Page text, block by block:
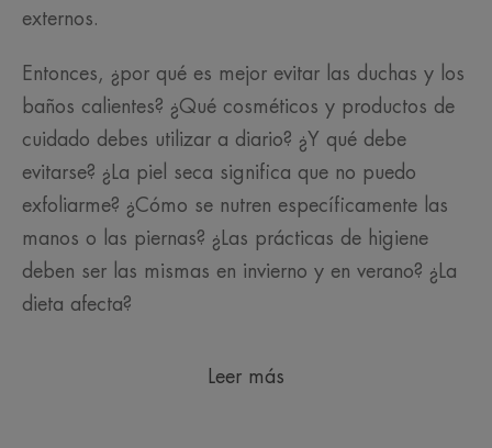
externos.
Entonces, ¿por qué es mejor evitar las duchas y los
baños calientes? ¿Qué cosméticos y productos de
cuidado debes utilizar a diario? ¿Y qué debe
evitarse? ¿La piel seca significa que no puedo
exfoliarme? ¿Cómo se nutren específicamente las
manos o las piernas? ¿Las prácticas de higiene
deben ser las mismas en invierno y en verano? ¿La
dieta afecta?
Leer más